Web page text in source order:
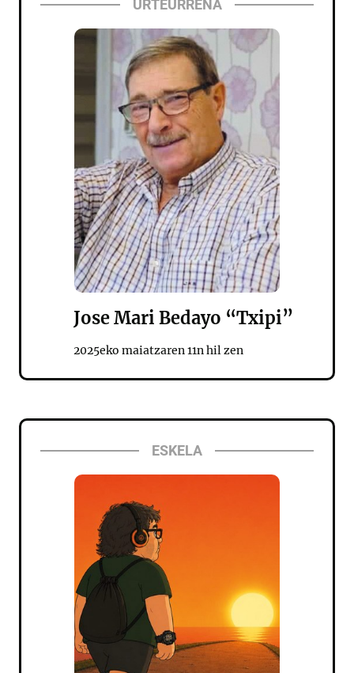
URTEURRENA
Jose Mari Bedayo “Txipi”
2025eko maiatzaren 11n hil zen
ESKELA